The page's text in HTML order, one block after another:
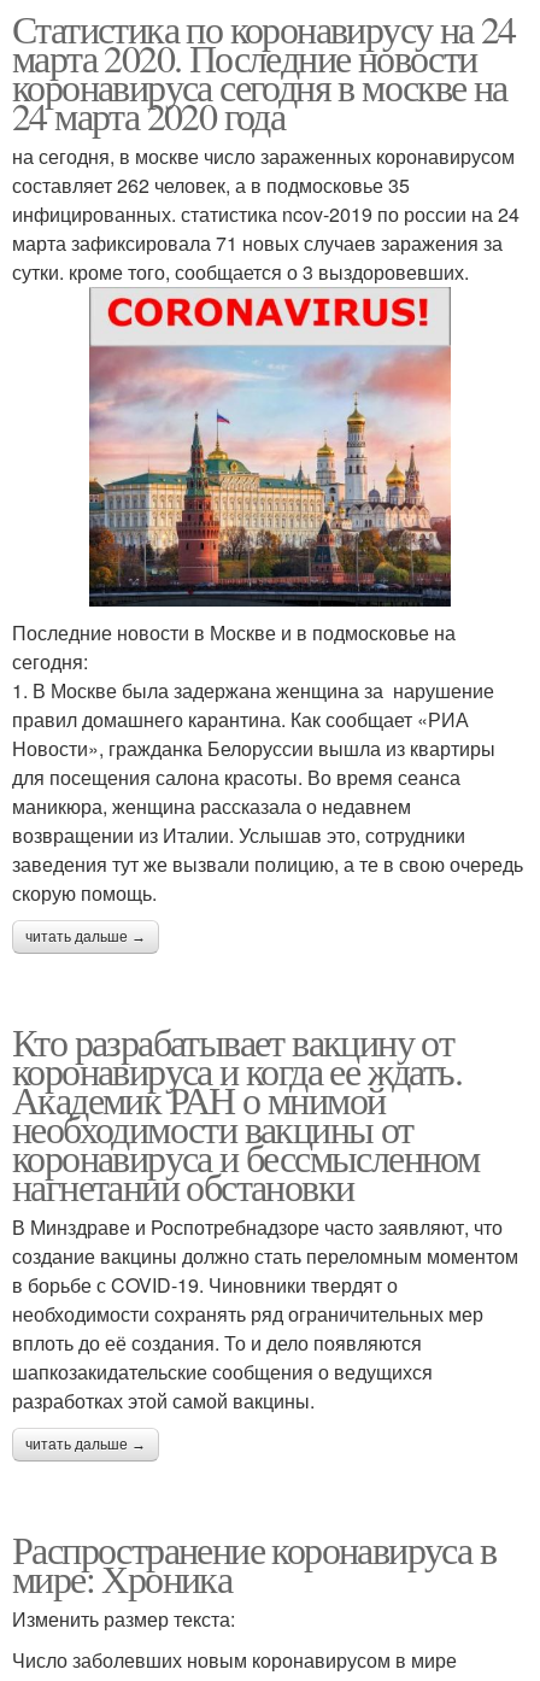
Статистика по коронавирусу на 24
марта 2020. Последние новости
коронавируса сегодня в москве на
24 марта 2020 года
на сегодня, в москве число зараженных коронавирусом
составляет 262 человек, а в подмосковье 35
инфицированных. статистика ncov-2019 по россии на 24
марта зафиксировала 71 новых случаев заражения за
сутки. кроме того, сообщается о 3 выздоровевших.
Последние новости в Москве и в подмосковье на
сегодня:
1. В Москве была задержана женщина за нарушение
правил домашнего карантина. Как сообщает «РИА
Новости», гражданка Белоруссии вышла из квартиры
для посещения салона красоты. Во время сеанса
маникюра, женщина рассказала о недавнем
возвращении из Италии. Услышав это, сотрудники
заведения тут же вызвали полицию, а те в свою очередь
скорую помощь.
читать дальше →
Кто разрабатывает вакцину от
коронавируса и когда ее ждать.
Академик РАН о мнимой
необходимости вакцины от
коронавируса и бессмысленном
нагнетании обстановки
В Минздраве и Роспотребнадзоре часто заявляют, что
создание вакцины должно стать переломным моментом
в борьбе с COVID-19. Чиновники твердят о
необходимости сохранять ряд ограничительных мер
вплоть до её создания. То и дело появляются
шапкозакидательские сообщения о ведущихся
разработках этой самой вакцины.
читать дальше →
Распространение коронавируса в
мире: Хроника
Изменить размер текста:
Число заболевших новым коронавирусом в мире